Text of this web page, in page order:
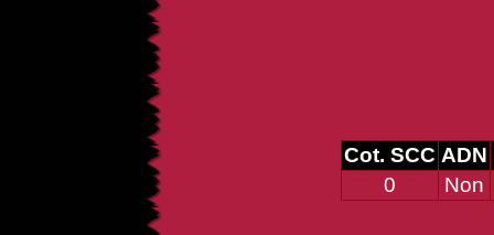
Cot. SCC ADN
0
Non